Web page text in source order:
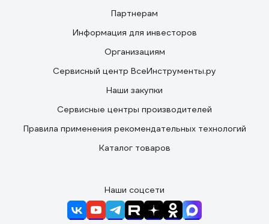
Партнерам
Информация для инвесторов
Организациям
Сервисный центр ВсеИнструменты.ру
Наши закупки
Сервисные центры производителей
Правила применения рекомендательных технологий
Каталог товаров
Наши соцсети